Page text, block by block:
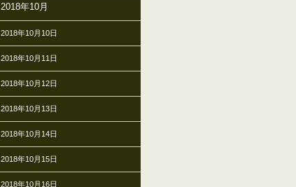
2018年10月
2018年10月10日
2018年10月11日
2018年10月12日
2018年10月13日
2018年10月14日
2018年10月15日
2018年10月16日